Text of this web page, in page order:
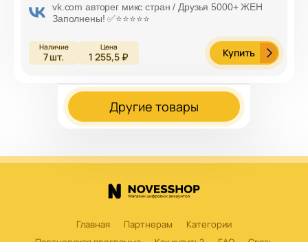
vk.com авторег микс стран / Друзья 5000+ ЖЕН
Заполнены! ✅⭐️⭐️⭐️⭐️⭐️
7шт. 1 255,5 ₽ Купить
Другие товары
Главная Партнерам
Категории